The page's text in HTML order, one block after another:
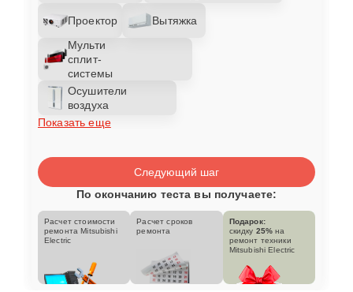
Проектор
Вытяжка
Мульти
сплит-
системы
Осушители
воздуха
Показать еще
Следующий шаг
По окончанию теста вы получаете:
Расчет стоимости
ремонта Mitsubishi
Electric
Расчет сроков
ремонта
Подарок:
скидку 25% на
ремонт техники
Mitsubishi Electric